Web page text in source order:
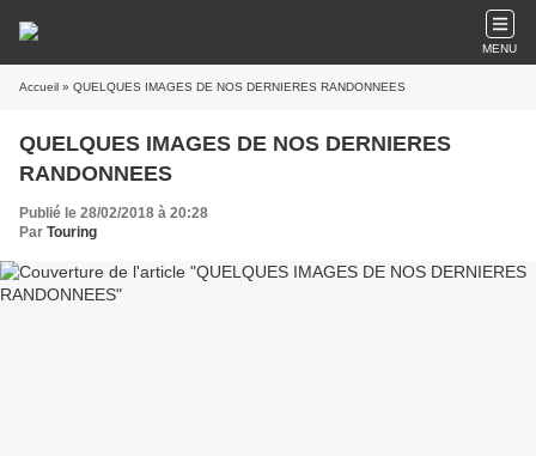
MENU
Accueil » QUELQUES IMAGES DE NOS DERNIERES RANDONNEES
QUELQUES IMAGES DE NOS DERNIERES
RANDONNEES
Publié le 28/02/2018 à 20:28
Par Touring